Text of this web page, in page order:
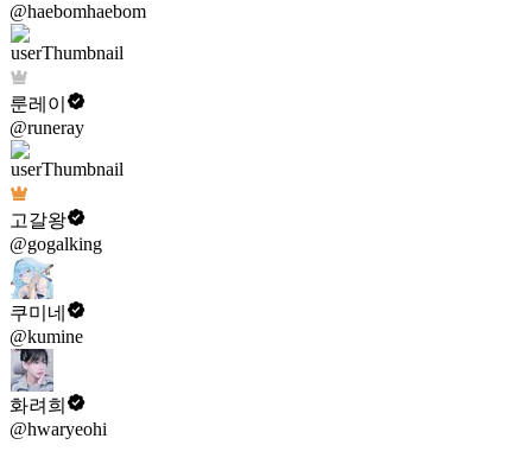
@haebomhaebom
룬레이
@runeray
고갈왕
@gogalking
쿠미네
@kumine
화려희
@hwaryeohi